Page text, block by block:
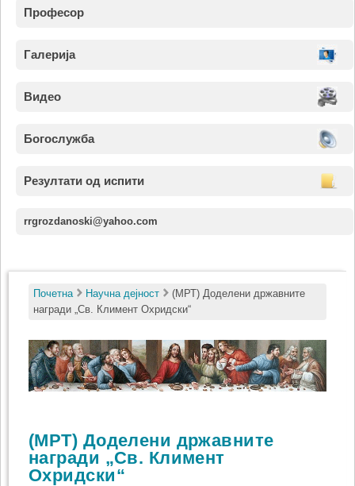
Професор
Галерија
Видео
Богослужба
Резултати од испити
rrgrozdanoski@yahoo.com
Почетна Научна дејност
(МРТ) Доделени државните
награди „Св. Климент Охридски“
(МРТ) Доделени државните
награди „Св. Климент
Охридски“